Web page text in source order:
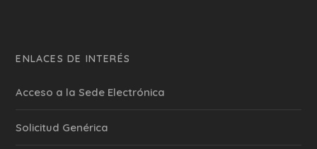
ENLACES DE INTERÉS
Acceso a la Sede Electrónica
Solicitud Genérica